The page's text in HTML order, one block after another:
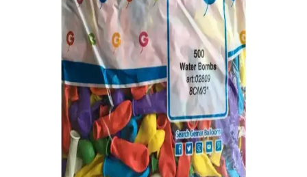
50 adet karışık renkli su balonu, bahçe ve dış mekan etkinlikleri için
ideal, eğlence dolu ve serinletici anlar sağlar. Kullanımı kolay,
dayanıklı ve çocuklar ile yetişkinler tarafından keyifle kullanılabilir.
Genel Markalar Su Balonu 500'lü Paket Renkli ve
Dayanıklı Dekorasyon Malzemesi
500 adet su balonu paketi, renkli ve şeffaf seçenekleriyle etkinlikleri
canlılaştırır, dayanıklı malzemesiyle uzun süre kullanılabilir, kolay
şişirilir ve çeşitli aktivitelerde tercih edilir.
Genel Markalar ve Parti Dolabı Su Balonu
Karşılaştırması: Özellikler ve Kullanıcı Yorumları